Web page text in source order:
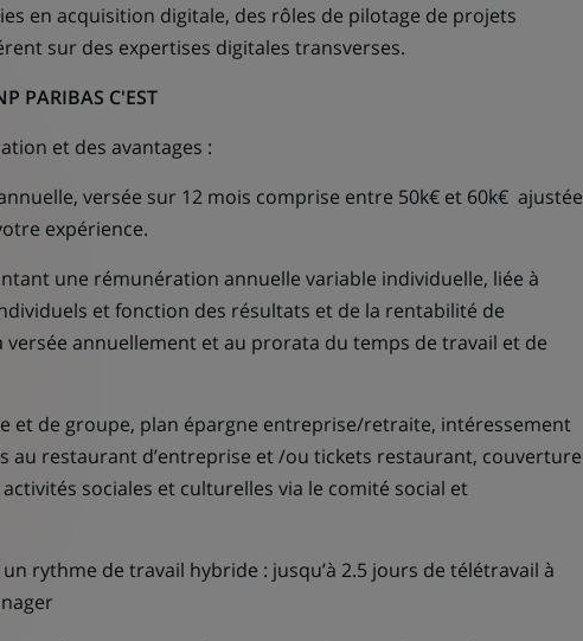
en acquisition digitale, des rôles de pilotage de projets
sur des expertises digitales transverses.
PARIBAS C'EST
et des avantages :
versée sur 12 mois comprise entre 50k€ et 60k€ ajustée
expérience.
une rémunération annuelle variable individuelle, liée à
et fonction des résultats et de la rentabilité de
versée annuellement et au prorata du temps de travail et de
et de groupe, plan épargne entreprise/retraite, intéressement
au restaurant d’entreprise et /ou tickets restaurant, couverture
sociales et culturelles via le comité social et
un rythme de travail hybride : jusqu’à 2.5 jours de télétravail à